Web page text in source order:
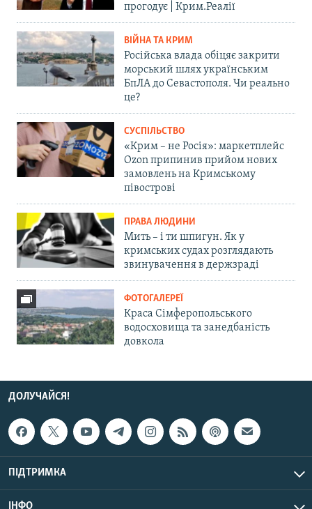
прогодує | Крим.Реалії
ВІЙНА ТА КРИМ
Російська влада обіцяє закрити
морський шлях українським
БпЛА до Севастополя. Чи реально
це?
СУСПІЛЬСТВО
«Крим – не Росія»: маркетплейс
Ozon припинив прийом нових
замовлень на Кримському
півострові
ПРАВА ЛЮДИНИ
Мить – і ти шпигун. Як у
кримських судах розглядають
звинувачення в держзраді
ФОТОГАЛЕРЕЇ
Краса Сімферопольського
водосховища та занедбаність
довкола
ДОЛУЧАЙСЯ!
ПІДТРИМКА
ІНФО